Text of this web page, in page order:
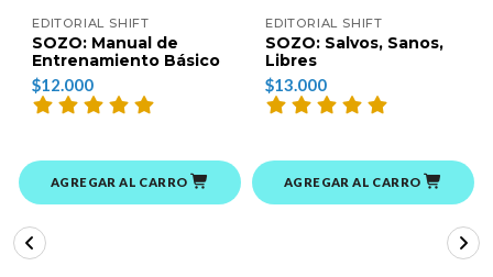
EDITORIAL SHIFT
SOZO: Manual de
Entrenamiento Básico
$12.000
AGREGAR AL CARRO
EDITORIAL SHIFT
SOZO: Salvos, Sanos,
Libres
$13.000
AGREGAR AL CARRO